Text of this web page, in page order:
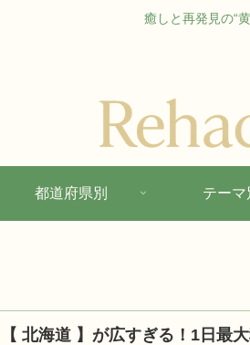
癒しと再発見の“
都道府県別 テーマ
【 北海道 】が広すぎる！1日最